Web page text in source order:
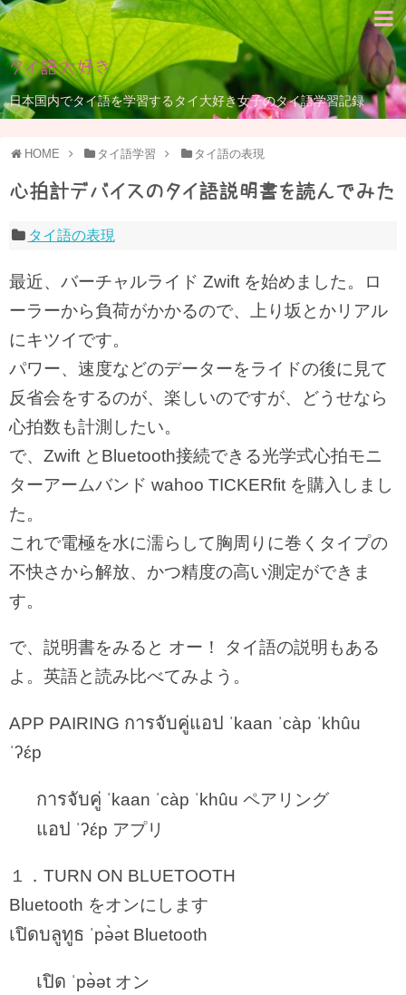
タイ語大好き
日本国内でタイ語を学習するタイ大好き女子のタイ語学習記録
HOME タイ語学習 タイ語の表現
心拍計デバイスのタイ語説明書を読んでみた
タイ語の表現
最近、バーチャルライド Zwift を始めました。ロ
ーラーから負荷がかかるので、上り坂とかリアル
にキツイです。
パワー、速度などのデーターをライドの後に見て
反省会をするのが、楽しいのですが、どうせなら
心拍数も計測したい。
で、Zwift とBluetooth接続できる光学式心拍モニ
ターアームバンド wahoo TICKERfit を購入しまし
た。
これで電極を水に濡らして胸周りに巻くタイプの
不快さから解放、かつ精度の高い測定ができま
す。
で、説明書をみると オー！ タイ語の説明もある
よ。英語と読み比べてみよう。
APP PAIRING การจับคู่แอป ˈkaan ˈcàp ˈkhûu
ˈʔɛ́p
การจับคู่ ˈkaan ˈcàp ˈkhûu ペアリング
แอป ˈʔɛ́p アプリ
１．TURN ON BLUETOOTH
Bluetooth をオンにします
เปิดบลูทูธ ˈpə̀ət Bluetooth
เปิด ˈpə̀ət オン